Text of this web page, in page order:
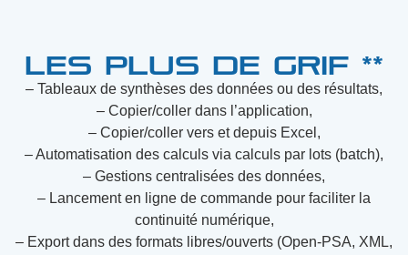
Les plus de GRIF **
– Tableaux de synthèses des données ou des résultats,
– Copier/coller dans l’application,
– Copier/coller vers et depuis Excel,
– Automatisation des calculs via calculs par lots (batch),
– Gestions centralisées des données,
– Lancement en ligne de commande pour faciliter la
continuité numérique,
– Export dans des formats libres/ouverts (Open-PSA, XML,